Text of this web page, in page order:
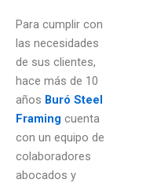
Para cumplir con
las necesidades
de sus clientes,
hace más de 10
años Buró Steel
Framing cuenta
con un equipo de
colaboradores
abocados y